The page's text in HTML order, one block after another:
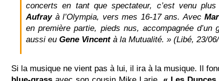
concerts en tant que spectateur, c’est venu
Aufrayà l’Olympia, vers mes 16-17 ans. Avec
en première partie, pieds nus, accompagnée d’un
aussi eu Gene Vincentà la Mutualité. » (Libé, 23/
Si la musique ne vient pas à lui, il ira à la musique. Il